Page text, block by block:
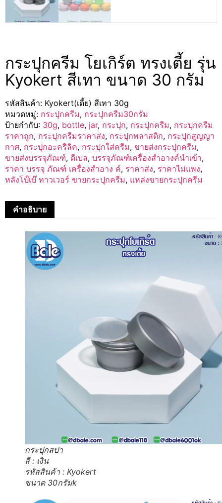
กระปุกครีม โยเกิร์ต ทรงเตี้ย รุ่น
Kyokert สีเทา ขนาด 30 กรัม
รหัสสินค้า: Kyokert(เตี้ย) สีเทา 30g
หมวดหมู่: กระปุกครีม, กระปุกครีม30กรัม
ป้ายกำกับ: 30g, bottle, jar, กระปุก, กระปุกครีม, กระปุกครีม
ราคาถูก, กระปุกครีมราคาส่ง, กระปุกพลาสติก, กระปุกสูญญา
กาศ, กระปุกอะคริลิค, กระปุกใส่ครีม, ขายส่งกระปุกครีม,
ขายส่งบรรจุภัณฑ์, ดีเบล, บรรจุภัณฑ์เครื่องสำอางค์นำเข้า,
ราคา บรรจุ ภัณฑ์ เครื่องสำอาง ค์, ราคาส่ง, ราคาไม่แพง,
หลังโบ๊เบ๊ ทาวเวอร์ ขายกระปุกครีม, แหล่งขายกระปุกครีม
คำอธิบาย
กระปุกสปา
สี : เงิน
รหัสสินค้า : Kyokert
ขนาด 30กรัมk